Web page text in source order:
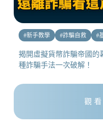
#新手教學 #詐騙自救 #
揭開虛擬貨幣詐騙帝國的
種詐騙手法一次破解！
觀